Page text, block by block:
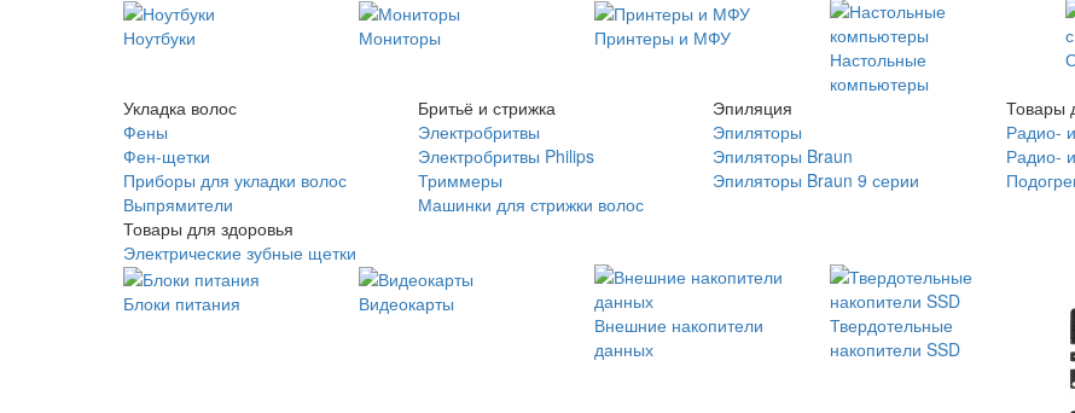
Ноутбуки Мониторы
Принтеры и МФУ
Настольные
компьютеры
Укладка волос
Фены
Фен-щетки
Приборы для укладки волос
Выпрямители
Товары для здоровья
Электрические зубные щетки
Бритьё и стрижка
Электробритвы
Электробритвы Philips
Триммеры
Машинки для стрижки волос
Эпиляция
Эпиляторы
Эпиляторы Braun
Эпиляторы Braun 9 серии
Товары
Радио-
Радио-
Блоки питания
Видеокарты
Внешние накопители
данных
Твердотельные
накопители SSD